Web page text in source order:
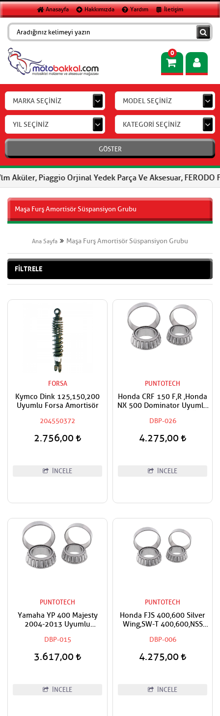
Anasayfa Hakkımızda Yardım İletişim
0
MARKA SEÇİNİZ MODEL SEÇİNİZ
YIL SEÇİNİZ KATEGORİ SEÇİNİZ
GÖSTER
Piaggio Orjinal Yedek Parça Ve Aksesuar, FERODO Fren
Maşa Furş Amortisör Süspansiyon Grubu
Ana Sayfa Maşa Furş Amortisör Süspansiyon Grubu
FİLTRELE
FORSA
Kymco Dink 125,150,200
Uyumlu Forsa Amortisör
204550372
2.756,00
İNCELE
PUNTOTECH
Honda CRF 150 F,R ,Honda
NX 500 Dominator Uyumlu
Mesnet Maşa Bilyası
DBP-026
4.275,00
İNCELE
PUNTOTECH
Yamaha YP 400 Majesty
2004-2013 Uyumlu
Takımı Ön Mesnet Maşa
DBP-015
3.617,00
İNCELE
PUNTOTECH
Honda FJS 400,600 Silver
Wing,SW-T 400,600,NSS
Goldwing Uyumlu Furş
Rulman Takımı Ön Mesnet
Maşa Bilyası
DBP-006
4.275,00
İNCELE